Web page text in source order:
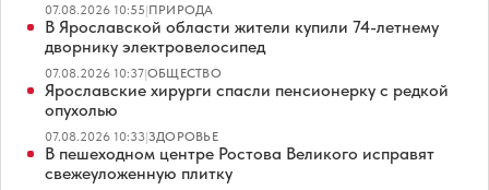
07.08.2026 10:55|ПРИРОДА
В Ярославской области жители купили 74-летнему
дворнику электровелосипед
07.08.2026 10:37|ОБЩЕСТВО
Ярославские хирурги спасли пенсионерку с редкой
опухолью
07.08.2026 10:33|ЗДОРОВЬЕ
В пешеходном центре Ростова Великого исправят
свежеуложенную плитку